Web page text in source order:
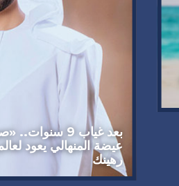
بعد غياب 9
عيضة المنهالي يعود
رهينك